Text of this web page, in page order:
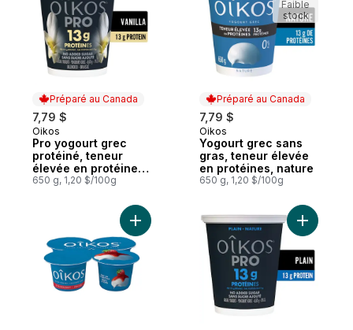
Préparé au Canada
7,79 $
Préparé au Canada
Oikos
Pro yogourt grec
protéiné, teneur
élevée en protéines,
vanille
650 g, 1,20 $/100g
Préparé au Canada
7,79 $
Préparé au Canada
Oikos
Yogourt grec sans
gras, teneur élevée
en protéines, nature
650 g, 1,20 $/100g
Faible
stock
Ajouter Yogourt grec, fraises, 2% M.G.,
Ajouter